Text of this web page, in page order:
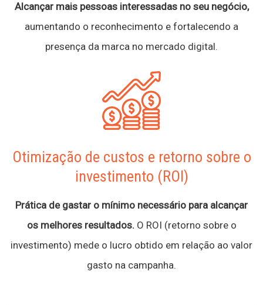
Alcançar mais pessoas interessadas no seu negócio,
aumentando o reconhecimento e fortalecendo a
presença da marca no mercado digital.
Otimização de custos e retorno sobre o
investimento (ROI)
Prática de gastar o mínimo necessário para alcançar
os melhores resultados. O ROI (retorno sobre o
investimento) mede o lucro obtido em relação ao valor
gasto na campanha.